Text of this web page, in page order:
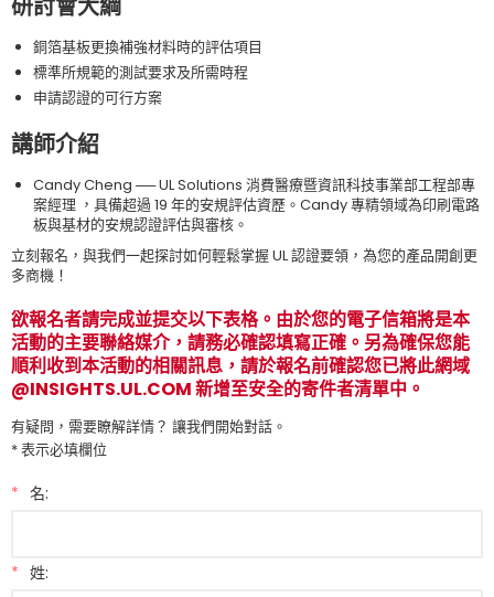
銅箔基板更換補強材料時的評估項目
標準所規範的測試要求及所需時程
申請認證的可行方案
講師介紹
Candy Cheng ── UL Solutions 消費醫療暨資訊科技事業部工程部專
案經理 ，具備超過 19 年的安規評估資歷。Candy 專精領域為印刷電路
板與基材的安規認證評估與審核。
立刻報名，與我們一起探討如何輕鬆掌握 UL 認證要領，為您的產品開創更
多商機！
欲報名者請完成並提交以下表格。由於您的電子信箱將是本
活動的主要聯絡媒介，請務必確認填寫正確。另為確保您能
順利收到本活動的相關訊息，請於報名前確認您已將此網域
@INSIGHTS.UL.COM 新增至安全的寄件者清單中。
有疑問，需要瞭解詳情？ 讓我們開始對話。
* 表示必填欄位
* 名:
* 姓: